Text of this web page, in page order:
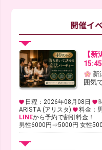
【
新
囲気
日程：2026年08月08日
ARISTA (アリスタ)
料金：
LINEから予約で割引料金！
男性6000円⇒5000円 女性